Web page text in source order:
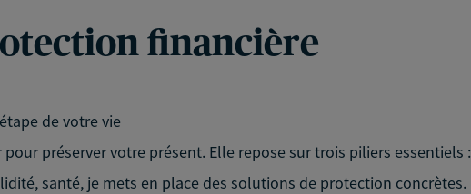
financière
de votre vie
pour préserver votre présent. Elle repose sur trois piliers essentiels :
santé, je mets en place des solutions de protection concrètes.